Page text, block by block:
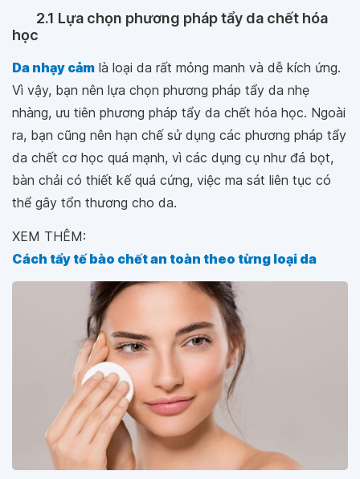
2.1 Lựa chọn phương pháp tẩy da chết hóa
học
Da nhạy cảm là loại da rất mỏng manh và dễ kích ứng.
Vì vậy, bạn nên lựa chọn phương pháp tẩy da nhẹ
nhàng, ưu tiên phương pháp tẩy da chết hóa học. Ngoài
ra, bạn cũng nên hạn chế sử dụng các phương pháp tẩy
da chết cơ học quá mạnh, vì các dụng cụ như đá bọt,
bàn chải có thiết kế quá cứng, việc ma sát liên tục có
thể gây tổn thương cho da.
XEM THÊM:
Cách tẩy tế bào chết an toàn theo từng loại da